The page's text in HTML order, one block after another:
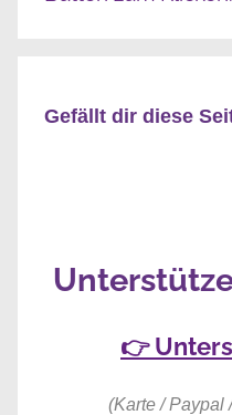
Gefällt dir diese
👉
(Karte / Paypal